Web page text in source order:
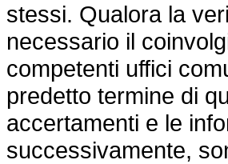
stessi. Qualora la
necessario il
competenti uffici
predetto termine di
accertamenti e le
successivamente,